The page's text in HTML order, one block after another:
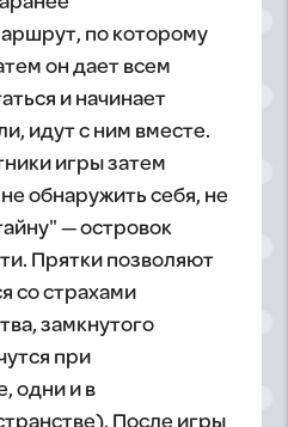
по которому
он дает всем
и начинает
идут с ним вместе.
игры затем
обнаружить себя, не
— островок
Прятки позволяют
со страхами
замкнутого
при
одни и в